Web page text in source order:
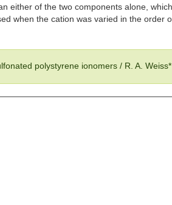
either of the two components alone,
when the cation was varied in the order
polystyrene ionomers / R. A.